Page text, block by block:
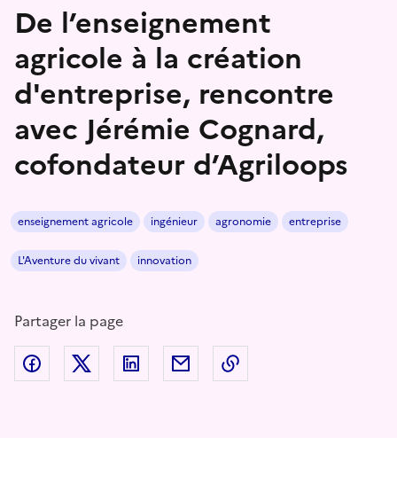
De l’enseignement
agricole à la création
d'entreprise, rencontre
avec Jérémie Cognard,
cofondateur d’Agriloops
enseignement agricole ingénieur agronomie entreprise
L'Aventure du vivant innovation
Partager la page
Partager sur Facebook
Partager sur Twitter
Partager sur LinkedIn
Partager par email